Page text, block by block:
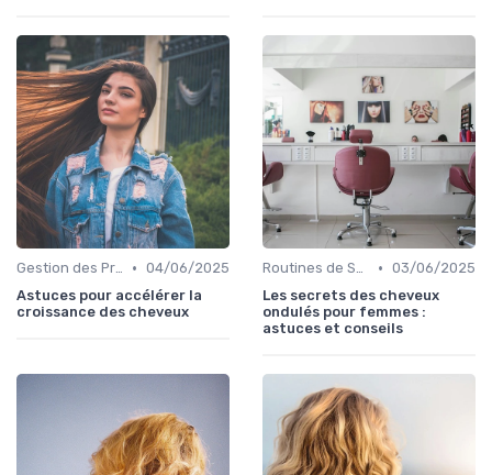
Gestion des Problèmes Capillaires • 04/06/2025
Astuces pour accélérer la
croissance des cheveux
Routines de Soins Capillaires • 03/06/2025
Les secrets des cheveux
ondulés pour femmes :
astuces et conseils